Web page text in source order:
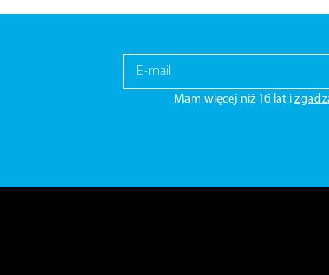
Mam więcej niż 16 lat i